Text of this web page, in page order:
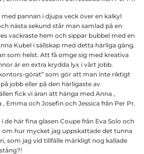
pannan i djupa veck över en kalkyl
nästa sekund står man samlad på en
vackraste hem och sippar bubbel med en
Kubel i sällskap med detta härliga gäng.
som helst. Att få omge sig med kreativa
är en extra krydda lyx i vårt jobb.
görat” som gör att man inte riktigt
jobb eller på den härligaste av
fick vi äran att hänga med Anna ,
, Emma och Josefin och Jessica från Per Pr.